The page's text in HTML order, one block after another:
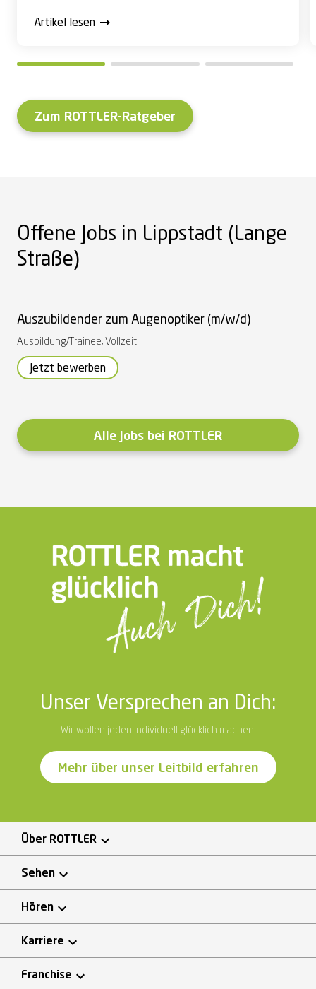
Artikel lesen
Zum ROTTLER-Ratgeber
Offene Jobs in Lippstadt (Lange
Straße)
Auszubildender zum Augenoptiker (m/w/d)
Ausbildung/Trainee, Vollzeit
Jetzt bewerben
Alle Jobs bei ROTTLER
Unser Versprechen an Dich:
Wir wollen jeden individuell glücklich machen!
Mehr über unser Leitbild erfahren
Über ROTTLER
Sehen
Hören
Karriere
Franchise